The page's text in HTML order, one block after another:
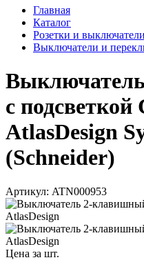
Главная
Каталог
Розетки и
Выключатели и
с
AtlasDesign
(Schneider)
Артикул: ATN000953
Цена за шт.